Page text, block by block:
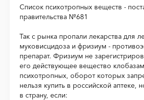
Список психотропных веществ -
правительства №681
Так с рынка пропали лекарства для
муковисцидоза и фризиум -
препарат. Фризиум не
его действующее вещество
психотропных, оборот которых
нельзя купить в российской аптеке,
в страну, если: